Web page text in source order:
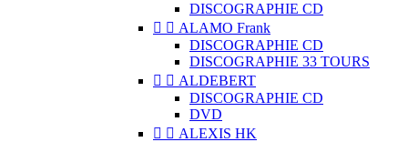
DISCOGRAPHIE CD
  ALAMO Frank
DISCOGRAPHIE CD
DISCOGRAPHIE 33 TOURS
  ALDEBERT
DISCOGRAPHIE CD
DVD
  ALEXIS HK